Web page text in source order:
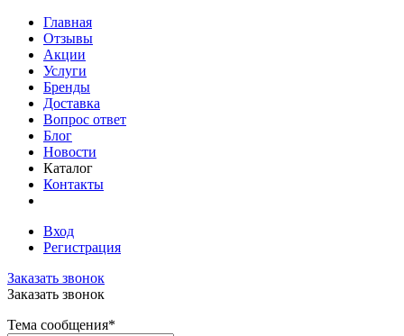
Главная
Отзывы
Акции
Услуги
Бренды
Доставка
Вопрос ответ
Блог
Новости
Каталог
Контакты
Вход
Регистрация
Заказать звонок
Заказать звонок
Тема сообщения*